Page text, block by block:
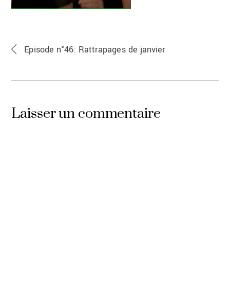
Episode n°46: Rattrapages de janvier
Laisser un commentaire